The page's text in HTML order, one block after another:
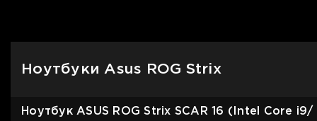
Ноутбуки Asus ROG Strix
Ноутбук ASUS ROG Strix SCAR 16 (Intel Core